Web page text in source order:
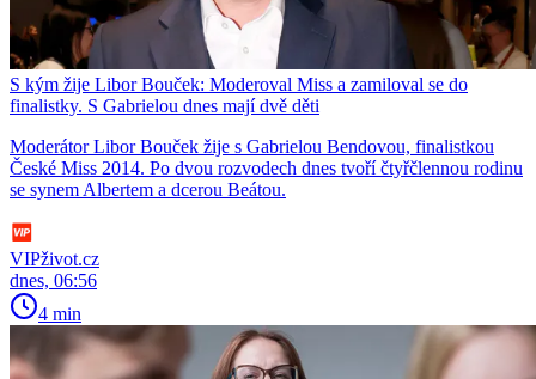
S kým žije Libor Bouček: Moderoval Miss a zamiloval se do
finalistky. S Gabrielou dnes mají dvě děti
Moderátor Libor Bouček žije s Gabrielou Bendovou, finalistkou
České Miss 2014. Po dvou rozvodech dnes tvoří čtyřčlennou rodinu
se synem Albertem a dcerou Beátou.
VIPživot.cz
dnes, 06:56
4 min